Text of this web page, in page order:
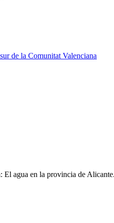
de la Comunitat Valenciana
El agua en la provincia de